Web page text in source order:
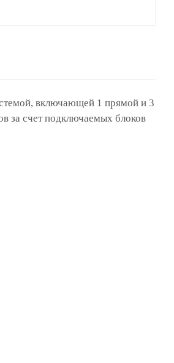
включающей 1 прямой и 3
за счет подключаемых блоков